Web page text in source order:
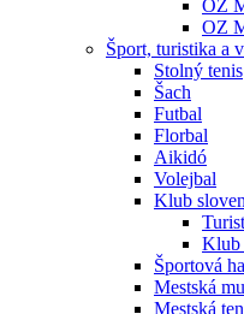
OZ
OZ
Šport, turistika a
Stolný tenis
Šach
Futbal
Florbal
Aikidó
Volejbal
Klub
Klub
Športová
Mestská
Mestská